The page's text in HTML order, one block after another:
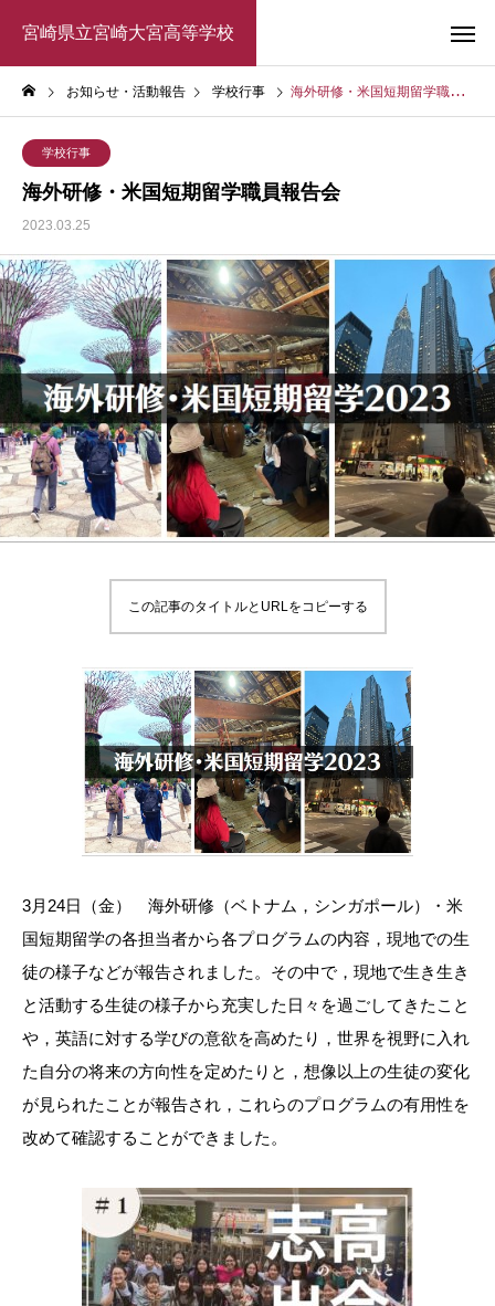
宮崎県立宮崎大宮高等学校
お知らせ・活動報告 学校行事 海外研修・米国短期留学職員報告会
学校行事
海外研修・米国短期留学職員報告会
2023.03.25
この記事のタイトルとURLをコピーする
3月24日（金） 海外研修（ベトナム，シンガポール）・米
国短期留学の各担当者から各プログラムの内容，現地での生
徒の様子などが報告されました。その中で，現地で生き生き
と活動する生徒の様子から充実した日々を過ごしてきたこと
や，英語に対する学びの意欲を高めたり，世界を視野に入れ
た自分の将来の方向性を定めたりと，想像以上の生徒の変化
が見られたことが報告され，これらのプログラムの有用性を
改めて確認することができました。